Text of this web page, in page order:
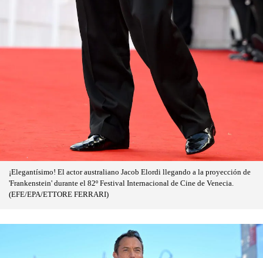
¡Elegantísimo! El actor australiano Jacob Elordi llegando a la proyección de
'Frankenstein' durante el 82º Festival Internacional de Cine de Venecia.
(EFE/EPA/ETTORE FERRARI)